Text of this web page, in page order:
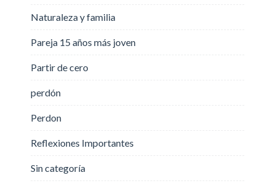
Naturaleza y familia
Pareja 15 años más joven
Partir de cero
perdón
Perdon
Reflexiones Importantes
Sin categoría